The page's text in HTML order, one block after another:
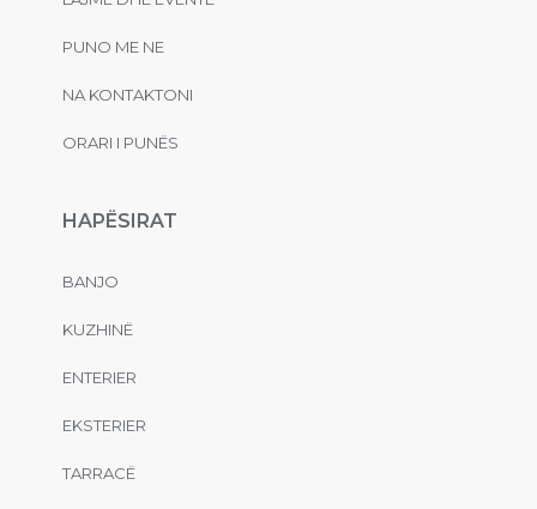
PUNO ME NE
NA KONTAKTONI
ORARI I PUNËS
HAPËSIRAT
BANJO
KUZHINË
ENTERIER
EKSTERIER
TARRACË